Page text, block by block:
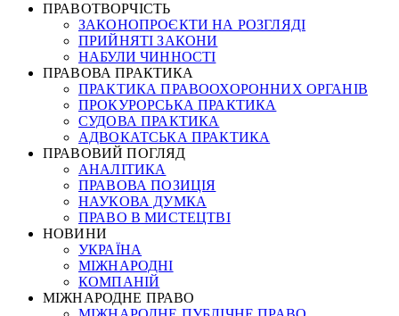
ПРАВОТВОРЧІСТЬ
ЗАКОНОПРОЄКТИ НА РОЗГЛЯДІ
ПРИЙНЯТІ ЗАКОНИ
НАБУЛИ ЧИННОСТІ
ПРАВОВА ПРАКТИКА
ПРАКТИКА ПРАВООХОРОННИХ ОРГАНІВ
ПРОКУРОРСЬКА ПРАКТИКА
СУДОВА ПРАКТИКА
АДВОКАТСЬКА ПРАКТИКА
ПРАВОВИЙ ПОГЛЯД
АНАЛІТИКА
ПРАВОВА ПОЗИЦІЯ
НАУКОВА ДУМКА
ПРАВО В МИСТЕЦТВІ
НОВИНИ
УКРАЇНА
МІЖНАРОДНІ
КОМПАНІЙ
МІЖНАРОДНЕ ПРАВО